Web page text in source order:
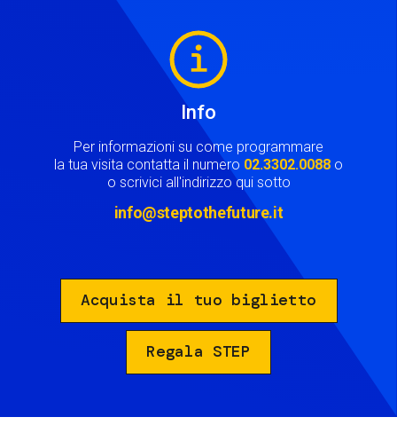
Info
Per informazioni su come programmare
la tua visita contatta il numero 02.3302.0088 o
o scrivici all'indirizzo qui sotto
info@steptothefuture.it
Acquista il tuo biglietto
Regala STEP